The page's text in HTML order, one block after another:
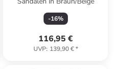
-16%
116,95 €
UVP: 139,90 €*